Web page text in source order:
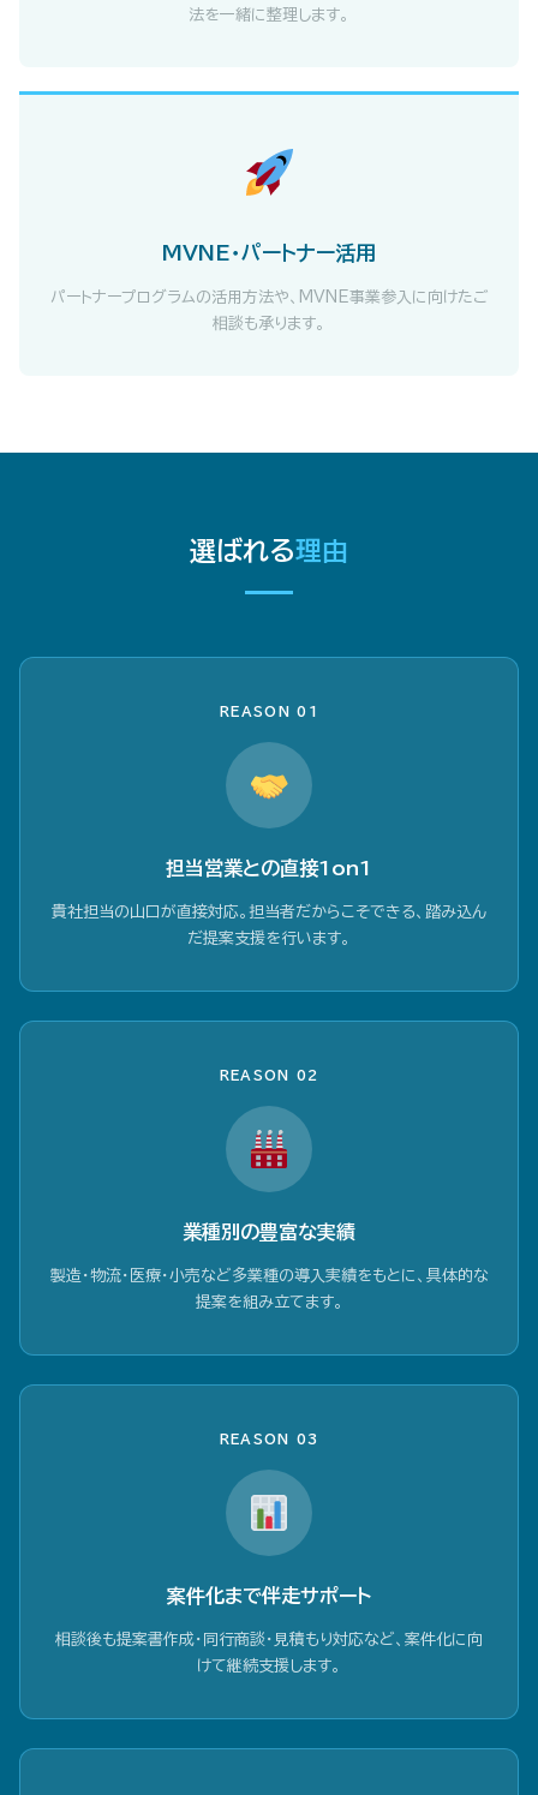
法を一緒に整理します。
MVNE・パートナー活用
パートナープログラムの活用方法や、MVNE事業参入に向けたご
相談も承ります。
選ばれる理由
REASON 01
担当営業との直接1on1
貴社担当の山口が直接対応。担当者だからこそできる、踏み込ん
だ提案支援を行います。
REASON 02
業種別の豊富な実績
製造・物流・医療・小売など多業種の導入実績をもとに、具体的な
提案を組み立てます。
REASON 03
案件化まで伴走サポート
相談後も提案書作成・同行商談・見積もり対応など、案件化に向
けて継続支援します。